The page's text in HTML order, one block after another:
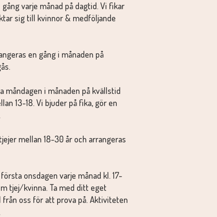
varje månad på dagtid. Vi fikar
sig till kvinnor & medföljande
en gång i månaden på
måndagen i månaden på kvällstid
13-18. Vi bjuder på fika, gör en
mellan 18-30 år och arrangeras
onsdagen varje månad kl. 17-
tjej/kvinna. Ta med ditt eget
oss för att prova på. Aktiviteten